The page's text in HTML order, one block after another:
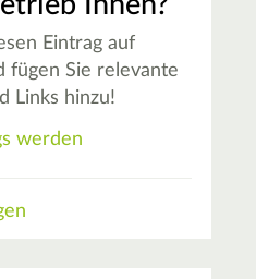
Eintrag auf
fügen Sie relevante
Links hinzu!
werden